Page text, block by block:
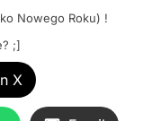
Nowego Roku) !
;]
X